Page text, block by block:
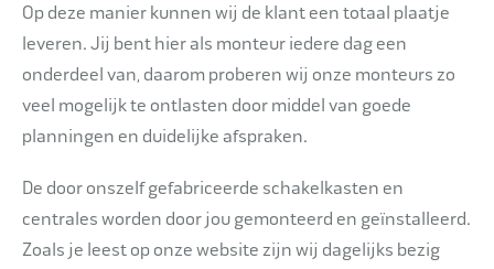
Op deze manier kunnen wij de klant een totaal plaatje
leveren. Jij bent hier als monteur iedere dag een
onderdeel van, daarom proberen wij onze monteurs zo
veel mogelijk te ontlasten door middel van goede
planningen en duidelijke afspraken.
De door onszelf gefabriceerde schakelkasten en
centrales worden door jou gemonteerd en geïnstalleerd.
Zoals je leest op onze website zijn wij dagelijks bezig